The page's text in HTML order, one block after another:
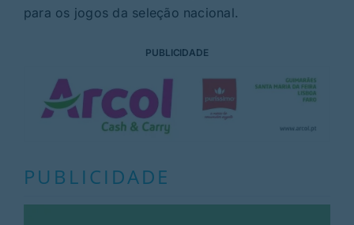
para os jogos da seleção nacional.
PUBLICIDADE
PUBLICIDADE